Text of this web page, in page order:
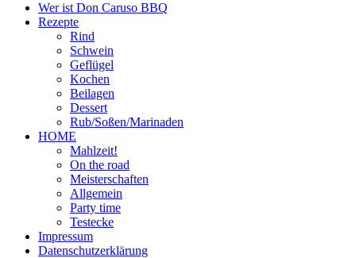
Wer ist Don Caruso BBQ
Rezepte
Rind
Schwein
Geflügel
Kochen
Beilagen
Dessert
Rub/Soßen/Marinaden
HOME
Mahlzeit!
On the road
Meisterschaften
Allgemein
Party time
Testecke
Impressum
Datenschutzerklärung